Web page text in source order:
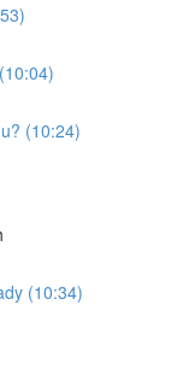
(10:24)
(10:34)